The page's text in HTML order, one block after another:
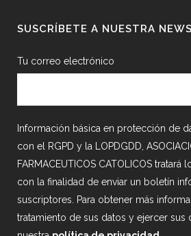
SUSCRÍBETE A NUESTRA
Tu correo electrónico
Información básica en protección de
con el RGPD y la LOPDGDD,
FARMACEUTICOS CATOLICOS tratará
con la finalidad de enviar un boletín
suscriptores. Para obtener más
tratamiento de sus datos y ejercer sus